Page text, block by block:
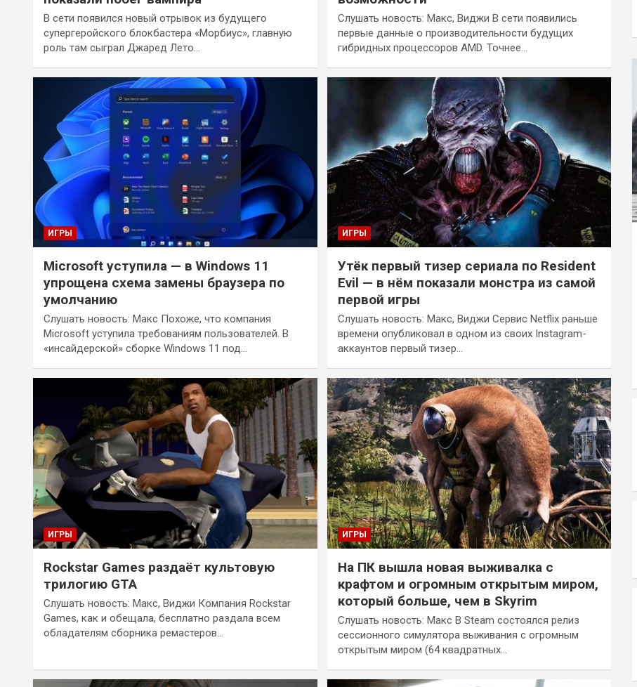
В сети появился новый отрывок из будущего
супергеройского блокбастера «Морбиус», главную
роль там сыграл Джаред Лето…
Слушать новость: Макс, Виджи В сети появились
первые данные о производительности будущих
гибридных процессоров AMD. Точнее…
ИГРЫ
Microsoft уступила — в Windows 11
упрощена схема замены браузера по
умолчанию
Слушать новость: Макс Похоже, что компания
Microsoft уступила требованиям пользователей. В
«инсайдерской» сборке Windows 11 под…
ИГРЫ
Утёк первый тизер сериала по Resident
Evil — в нём показали монстра из самой
первой игры
Слушать новость: Макс, Виджи Сервис Netflix раньше
времени опубликовал в одном из своих Instagram-
аккаунтов первый тизер…
ИГРЫ
Rockstar Games раздаёт культовую
трилогию GTA
Слушать новость: Макс, Виджи Компания Rockstar
Games, как и обещала, бесплатно раздала всем
обладателям сборника ремастеров…
ИГРЫ
На ПК вышла новая выживалка с
крафтом и огромным открытым миром,
который больше, чем в Skyrim
Слушать новость: Макс В Steam состоялся релиз
сессионного симулятора выживания с огромным
открытым миром (64 квадратных…